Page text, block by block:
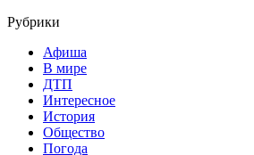
Рубрики
Афиша
В мире
ДТП
Интересное
История
Общество
Погода